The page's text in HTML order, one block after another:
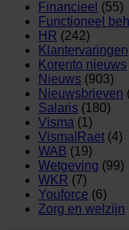
Financieel (55)
Functioneel
HR (242)
Klantervaringen
Korento nieuws
Nieuws (903)
Nieuwsbrieven
Salaris (180)
Visma (1)
Visma|Raet (4)
WAB (19)
Wetgeving (99)
WKR (7)
Youforce (6)
Zorg en welzijn